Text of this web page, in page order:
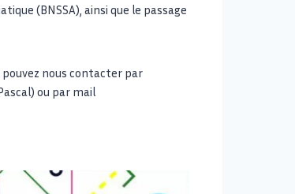
(BNSSA), ainsi que le passage
nous contacter par
ou par mail